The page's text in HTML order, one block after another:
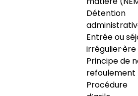
Détention
Entrée ou
irrégulier·ère
Principe de
refoulement
Procédure